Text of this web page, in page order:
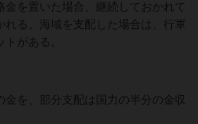
⾦を置いた場合、継続しておかれて
れる。海域を⽀配した場合は、⾏軍
がある。
⾦を、部分⽀配は国⼒の半分の⾦収